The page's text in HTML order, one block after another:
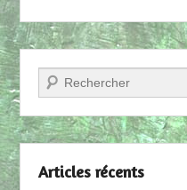
Recherche
Articles récents